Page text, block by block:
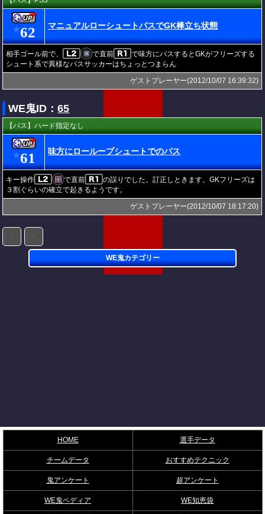
★62 マニュアルローシュートパスでGK棒立ち状態
相手ゴール前で、 で直前
で味方にパスするとGKがフリーズする
シュート系で異様なパスサッカーはちょっとつまらん
ゲストプレーヤー(2012/10/07 16:39:32)
WE鬼ID：65
【パス】ハード指定なし
★61 味方にローループシュートでのパス
キー操作 で直前
の誤りでした。訂正しときます。GKフリーズは
３割ぐらいの確立で起きるようです。
ゲストプレーヤー(2012/10/07 18:17:20)
WE鬼カテゴリー
HOME 選手データ
チームデータ おすすめテクニック
鬼アンケート 超アンケート
WE鬼ペディア WE知恵袋